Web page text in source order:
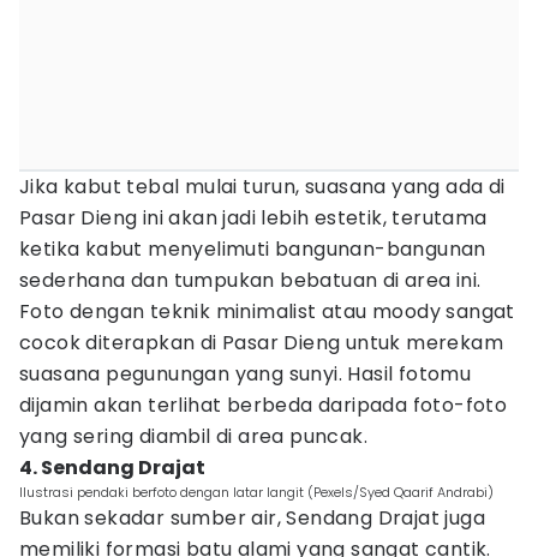
Jika kabut tebal mulai turun, suasana yang ada di
Pasar Dieng ini akan jadi lebih estetik, terutama
ketika kabut menyelimuti bangunan-bangunan
sederhana dan tumpukan bebatuan di area ini.
Foto dengan teknik minimalist atau moody sangat
cocok diterapkan di Pasar Dieng untuk merekam
suasana pegunungan yang sunyi. Hasil fotomu
dijamin akan terlihat berbeda daripada foto-foto
yang sering diambil di area puncak.
4. Sendang Drajat
Ilustrasi pendaki berfoto dengan latar langit (Pexels/Syed Qaarif Andrabi)
Bukan sekadar sumber air, Sendang Drajat juga
memiliki formasi batu alami yang sangat cantik.